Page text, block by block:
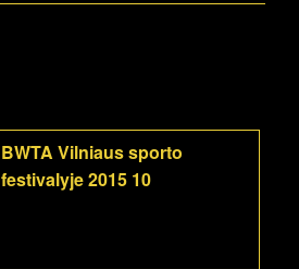
BWTA Vilniaus sporto
festivalyje 2015 10